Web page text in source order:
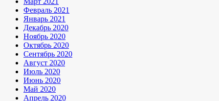
Февраль 2021
Январь 2021
Декабрь 2020
Ноябрь 2020
Октябрь 2020
Сентябрь 2020
Август 2020
Июль 2020
Июнь 2020
Май 2020
Апрель 2020